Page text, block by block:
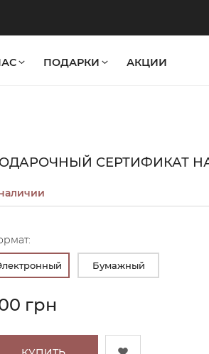
АКЦИИ
ПОДАРКИ
СЕРТИФИКАТ НА
Бумажный
грн